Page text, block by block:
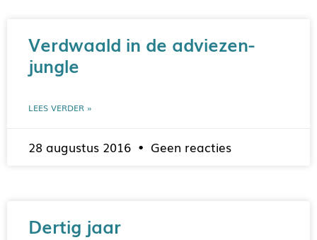
Verdwaald in de adviezen-
jungle
LEES VERDER »
28 augustus 2016 Geen reacties
Dertig jaar